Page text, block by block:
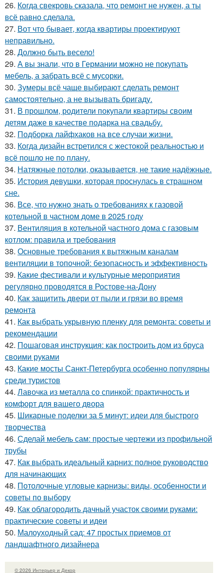
26. Когда свекровь сказала, что ремонт не нужен, а ты
всё равно сделала.
27. Вот что бывает, когда квартиры проектируют
неправильно.
28. Должно быть весело!
29. А вы знали, что в Германии можно не покупать
мебель, а забрать всё с мусорки.
30. Зумеры всё чаще выбирают сделать ремонт
самостоятельно, а не вызывать бригаду.
31. В прошлом, родители покупали квартиры своим
детям даже в качестве подарка на свадьбу.
32. Подборка лайфхаков на все случаи жизни.
33. Когда дизайн встретился с жестокой реальностью и
всё пошло не по плану.
34. Натяжные потолки, оказывается, не такие надёжные.
35. История девушки, которая проснулась в страшном
сне.
36. Все, что нужно знать о требованиях к газовой
котельной в частном доме в 2025 году
37. Вентиляция в котельной частного дома с газовым
котлом: правила и требования
38. Основные требования к вытяжным каналам
вентиляции в топочной: безопасность и эффективность
39. Какие фестивали и культурные мероприятия
регулярно проводятся в Ростове-на-Дону
40. Как защитить двери от пыли и грязи во время
ремонта
41. Как выбрать укрывную пленку для ремонта: советы и
рекомендации
42. Пошаговая инструкция: как построить дом из бруса
своими руками
43. Какие мосты Санкт-Петербурга особенно популярны
среди туристов
44. Лавочка из металла со спинкой: практичность и
комфорт для вашего двора
45. Шикарные поделки за 5 минут: идеи для быстрого
творчества
46. Сделай мебель сам: простые чертежи из профильной
трубы
47. Как выбрать идеальный карниз: полное руководство
для начинающих
48. Потолочные угловые карнизы: виды, особенности и
советы по выбору
49. Как облагородить дачный участок своими руками:
практические советы и идеи
50. Малоуходный сад: 47 простых приемов от
ландшафтного дизайнера
© 2026 Интерьер и Декор